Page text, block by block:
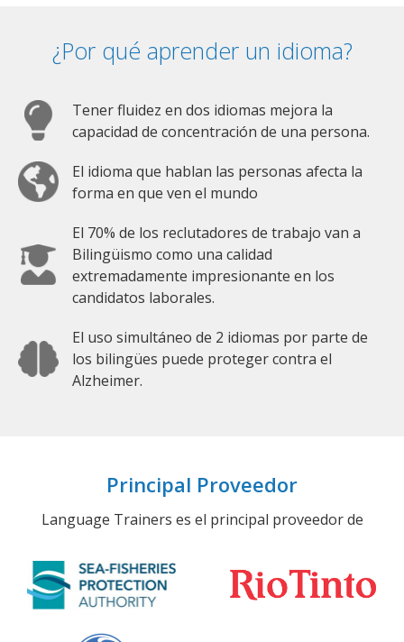
¿Por qué aprender un idioma?
Tener fluidez en dos idiomas mejora la
capacidad de concentración de una persona.
El idioma que hablan las personas afecta la
forma en que ven el mundo
El 70% de los reclutadores de trabajo van a
Bilingüismo como una calidad
extremadamente impresionante en los
candidatos laborales.
El uso simultáneo de 2 idiomas por parte de
los bilingües puede proteger contra el
Alzheimer.
Principal Proveedor
Language Trainers es el principal proveedor de